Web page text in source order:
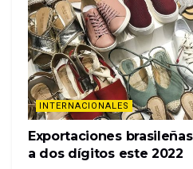
INTERNACIONALES
Exportaciones
a dos dígitos este 2022